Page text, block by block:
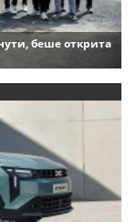
беше открита